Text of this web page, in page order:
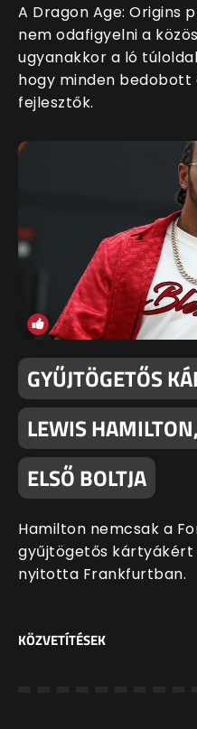
A Dragon Age: Origins
nem odafigyelni a
ugyanakkor a ló
hogy minden
fejlesztők.
GYŰJTÖGETŐS
LEWIS
ELSŐ BOLTJA
Hamilton nemcsak a
gyűjtögetős kártyákért
nyitotta Frankfurtban.
KÖZVETÍTÉSEK